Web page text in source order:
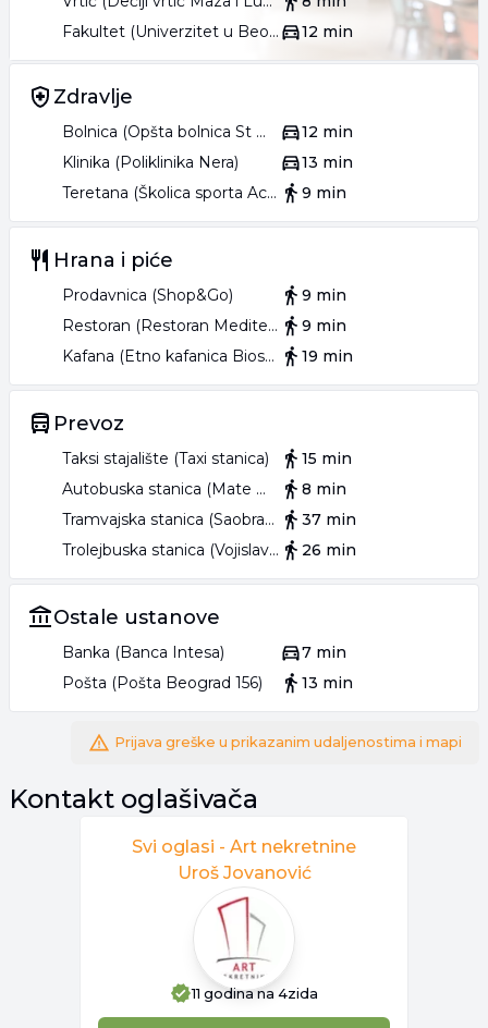
Etažno grejanje na struju, nezavisno za svaki stan.
Rok završetka 04.2027.
Veliki izbor različitih struktura.
Izaberite svoj dom na vreme.
Bez plaćanja provizije za kupce.
Agent: Nikola Franelić br. licence 505
Art nekretnine d.o.o. Beograd. Reg. br.339
011262**** (prikaži broj)
069425**** (prikaži broj)
Fakultet (Univerzitet u Beogradu Saobraćajni fakultet)
12 min
Zdravlje
Bolnica (Opšta bolnica St Medica)
12 min
Klinika (Poliklinika Nera)
13 min
Teretana (Školica sporta Activity Centar)
9 min
Hrana i piće
Prodavnica (Shop&Go)
9 min
Restoran (Restoran Mediteranean Foods)
9 min
Kafana (Etno kafanica Bioskop)
19 min
Prevoz
Taksi stajalište (Taxi stanica)
15 min
Autobuska stanica (Mate Miloševića)
8 min
Tramvajska stanica (Saobraćajni Fakultet)
37 min
Trolejbuska stanica (Vojislava Ilića)
26 min
Ostale ustanove
Banka (Banca Intesa)
7 min
Pošta (Pošta Beograd 156)
13 min
Prijava greške u prikazanim udaljenostima i mapi
Kontakt oglašivača
Svi oglasi - Art nekretnine
Uroš Jovanović
11 godinana 4zida